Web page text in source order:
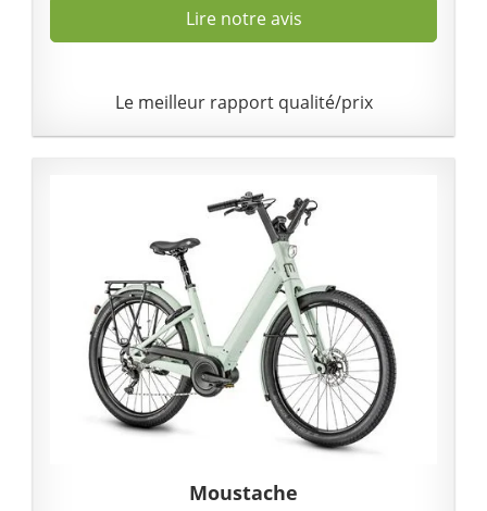
Lire notre avis
Le meilleur rapport qualité/prix
Moustache